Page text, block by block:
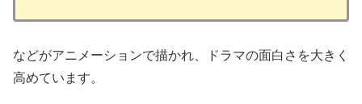
などがアニメーションで描かれ、ドラマの面白さを大きく
高めています。